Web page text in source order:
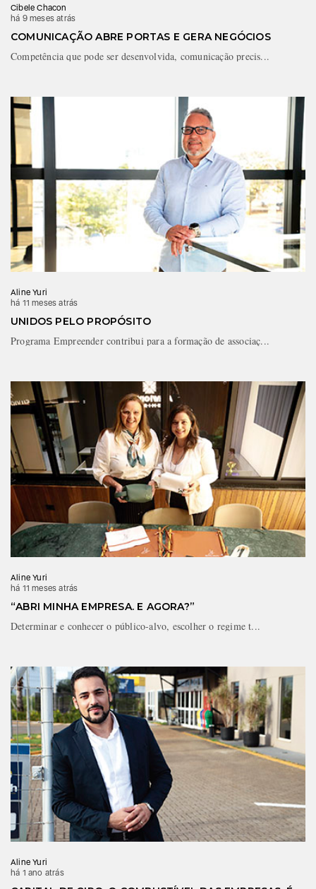
Cibele Chacon
há 9 meses atrás
COMUNICAÇÃO ABRE PORTAS E GERA NEGÓCIOS
Competência que pode ser desenvolvida, comunicação precis...
Aline Yuri
há 11 meses atrás
UNIDOS PELO PROPÓSITO
Programa Empreender contribui para a formação de associaç...
Aline Yuri
há 11 meses atrás
“ABRI MINHA EMPRESA. E AGORA?”
Determinar e conhecer o público-alvo, escolher o regime t...
Aline Yuri
há 1 ano atrás